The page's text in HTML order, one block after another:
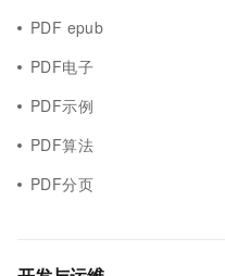
PDF epub
PDF电子
PDF示例
PDF算法
PDF分页